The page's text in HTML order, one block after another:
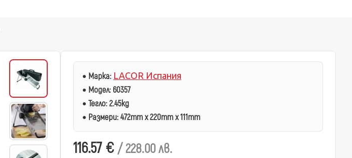
116.57 € / 228.00 лв.
Марка: LACOR Испания
Модел: 60357
Тегло:2.45kg
Размери:472mm x 220mm x 111mm